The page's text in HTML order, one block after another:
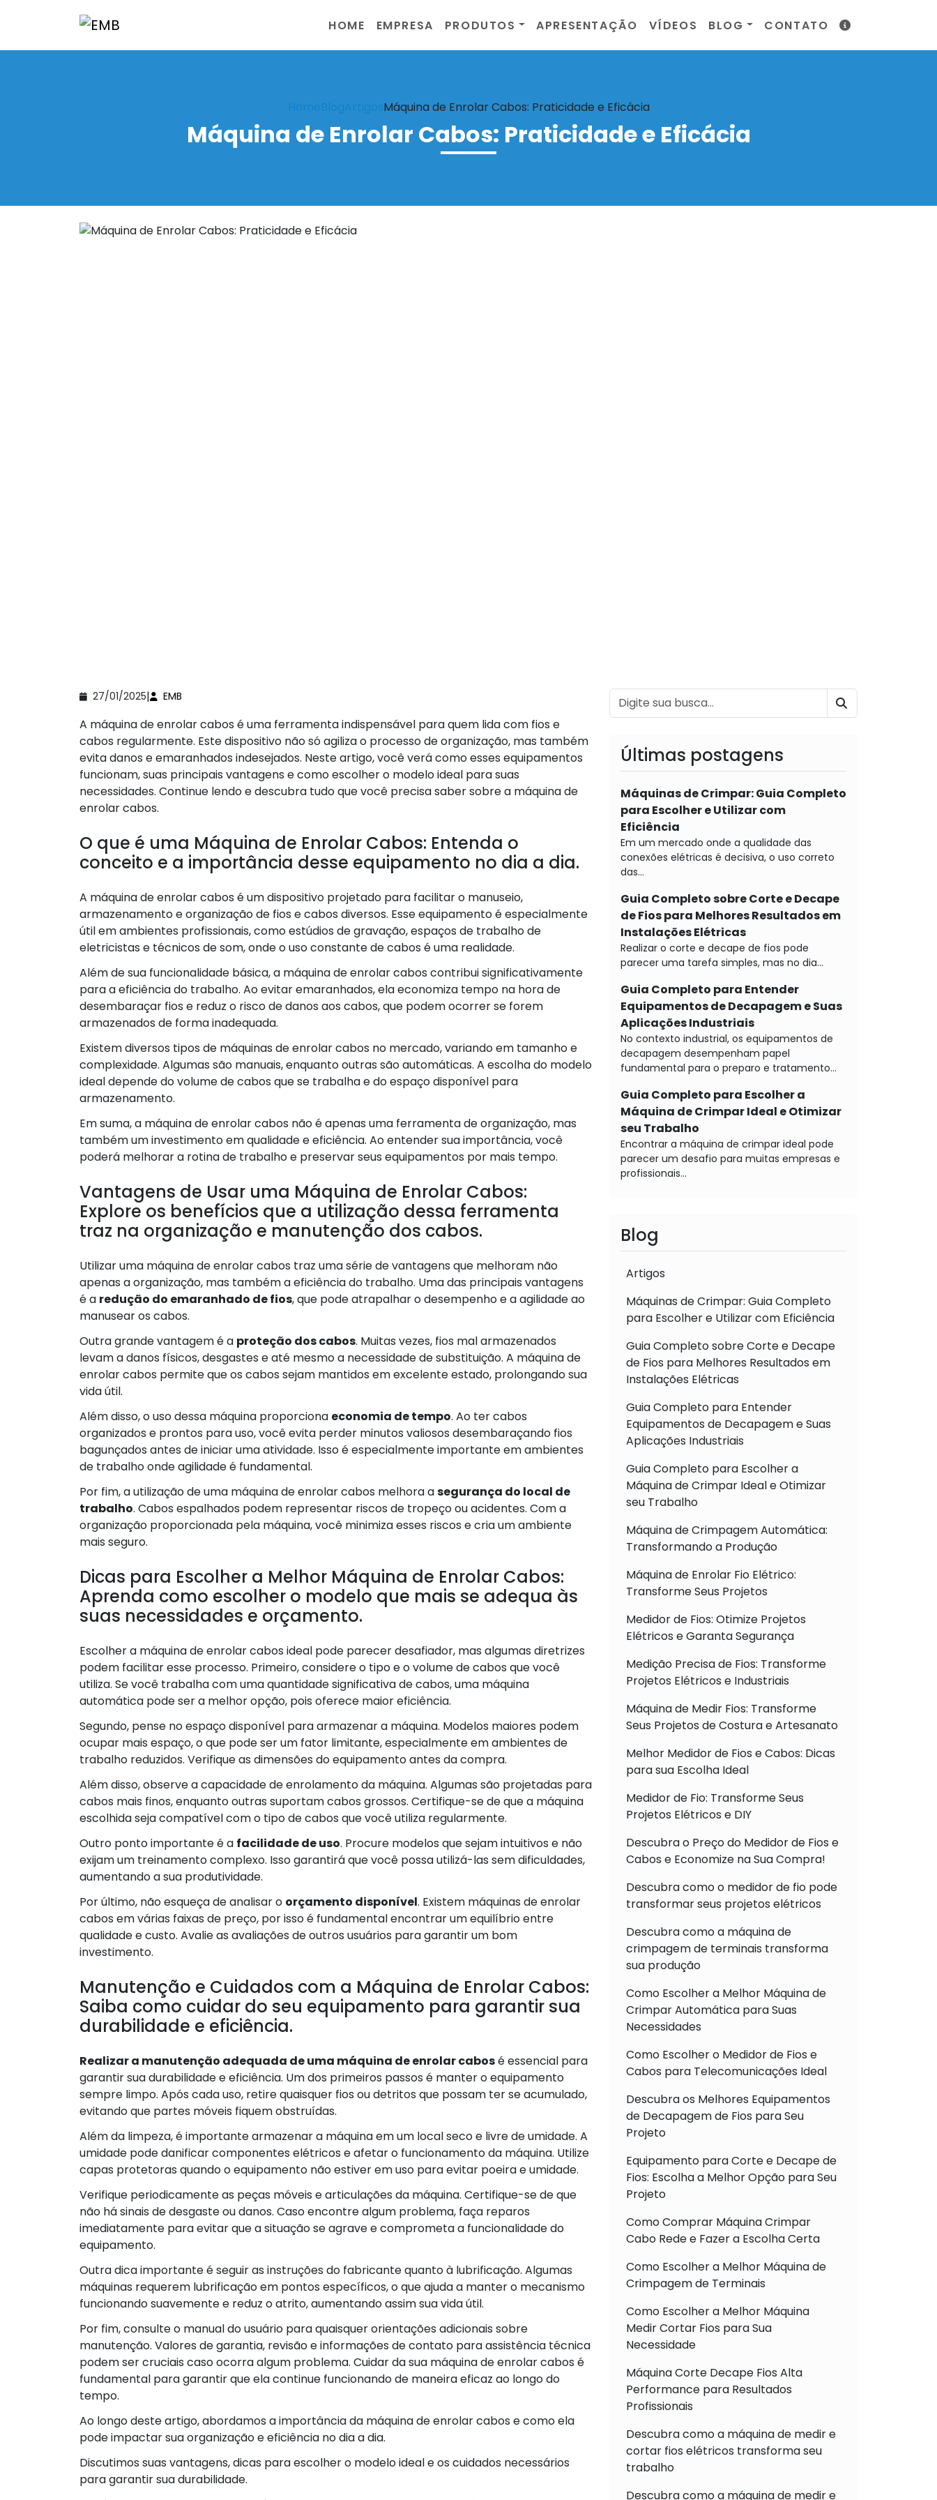
HOME EMPRESA PRODUTOS APRESENTAÇÃO VÍDEOS BLOG CONTATO
Home Blog Artigos Máquina de Enrolar Cabos: Praticidade e Eficácia
Máquina de Enrolar Cabos: Praticidade e Eficácia
27/01/2025| EMB
A máquina de enrolar cabos é uma ferramenta indispensável para quem lida com fios e
cabos regularmente. Este dispositivo não só agiliza o processo de organização, mas também
evita danos e emaranhados indesejados. Neste artigo, você verá como esses equipamentos
funcionam, suas principais vantagens e como escolher o modelo ideal para suas
necessidades. Continue lendo e descubra tudo que você precisa saber sobre a máquina de
enrolar cabos.
O que é uma Máquina de Enrolar Cabos: Entenda o
conceito e a importância desse equipamento no dia a dia.
A máquina de enrolar cabos é um dispositivo projetado para facilitar o manuseio,
armazenamento e organização de fios e cabos diversos. Esse equipamento é especialmente
útil em ambientes profissionais, como estúdios de gravação, espaços de trabalho de
eletricistas e técnicos de som, onde o uso constante de cabos é uma realidade.
Além de sua funcionalidade básica, a máquina de enrolar cabos contribui significativamente
para a eficiência do trabalho. Ao evitar emaranhados, ela economiza tempo na hora de
desembaraçar fios e reduz o risco de danos aos cabos, que podem ocorrer se forem
armazenados de forma inadequada.
Existem diversos tipos de máquinas de enrolar cabos no mercado, variando em tamanho e
complexidade. Algumas são manuais, enquanto outras são automáticas. A escolha do modelo
ideal depende do volume de cabos que se trabalha e do espaço disponível para
armazenamento.
Em suma, a máquina de enrolar cabos não é apenas uma ferramenta de organização, mas
também um investimento em qualidade e eficiência. Ao entender sua importância, você
poderá melhorar a rotina de trabalho e preservar seus equipamentos por mais tempo.
Vantagens de Usar uma Máquina de Enrolar Cabos:
Explore os benefícios que a utilização dessa ferramenta
traz na organização e manutenção dos cabos.
Utilizar uma máquina de enrolar cabos traz uma série de vantagens que melhoram não
apenas a organização, mas também a eficiência do trabalho. Uma das principais vantagens
é a redução do emaranhado de fios, que pode atrapalhar o desempenho e a agilidade ao
manusear os cabos.
Outra grande vantagem é a proteção dos cabos. Muitas vezes, fios mal armazenados
levam a danos físicos, desgastes e até mesmo a necessidade de substituição. A máquina de
enrolar cabos permite que os cabos sejam mantidos em excelente estado, prolongando sua
vida útil.
Além disso, o uso dessa máquina proporciona economia de tempo. Ao ter cabos
organizados e prontos para uso, você evita perder minutos valiosos desembaraçando fios
bagunçados antes de iniciar uma atividade. Isso é especialmente importante em ambientes
de trabalho onde agilidade é fundamental.
Por fim, a utilização de uma máquina de enrolar cabos melhora asegurança do local de
trabalho. Cabos espalhados podem representar riscos de tropeço ou acidentes. Com a
organização proporcionada pela máquina, você minimiza esses riscos e cria um ambiente
mais seguro.
Dicas para Escolher a Melhor Máquina de Enrolar Cabos:
Aprenda como escolher o modelo que mais se adequa às
suas necessidades e orçamento.
Escolher a máquina de enrolar cabos ideal pode parecer desafiador, mas algumas diretrizes
podem facilitar esse processo. Primeiro, considere o tipo e o volume de cabos que você
utiliza. Se você trabalha com uma quantidade significativa de cabos, uma máquina
automática pode ser a melhor opção, pois oferece maior eficiência.
Segundo, pense no espaço disponível para armazenar a máquina. Modelos maiores podem
ocupar mais espaço, o que pode ser um fator limitante, especialmente em ambientes de
trabalho reduzidos. Verifique as dimensões do equipamento antes da compra.
Além disso, observe a capacidade de enrolamento da máquina. Algumas são projetadas para
cabos mais finos, enquanto outras suportam cabos grossos. Certifique-se de que a máquina
escolhida seja compatível com o tipo de cabos que você utiliza regularmente.
Outro ponto importante é a facilidade de uso. Procure modelos que sejam intuitivos e não
exijam um treinamento complexo. Isso garantirá que você possa utilizá-las sem dificuldades,
aumentando a sua produtividade.
Por último, não esqueça de analisar o orçamento disponível. Existem máquinas de enrolar
cabos em várias faixas de preço, por isso é fundamental encontrar um equilíbrio entre
qualidade e custo. Avalie as avaliações de outros usuários para garantir um bom
investimento.
Manutenção e Cuidados com a Máquina de Enrolar Cabos:
Saiba como cuidar do seu equipamento para garantir sua
durabilidade e eficiência.
Realizar a manutenção adequada de uma máquina de enrolar cabosé essencial para
garantir sua durabilidade e eficiência. Um dos primeiros passos é manter o equipamento
sempre limpo. Após cada uso, retire quaisquer fios ou detritos que possam ter se acumulado,
evitando que partes móveis fiquem obstruídas.
Além da limpeza, é importante armazenar a máquina em um local seco e livre de umidade. A
umidade pode danificar componentes elétricos e afetar o funcionamento da máquina. Utilize
capas protetoras quando o equipamento não estiver em uso para evitar poeira e umidade.
Verifique periodicamente as peças móveis e articulações da máquina. Certifique-se de que
não há sinais de desgaste ou danos. Caso encontre algum problema, faça reparos
imediatamente para evitar que a situação se agrave e comprometa a funcionalidade do
equipamento.
Outra dica importante é seguir as instruções do fabricante quanto à lubrificação. Algumas
máquinas requerem lubrificação em pontos específicos, o que ajuda a manter o mecanismo
funcionando suavemente e reduz o atrito, aumentando assim sua vida útil.
Por fim, consulte o manual do usuário para quaisquer orientações adicionais sobre
manutenção. Valores de garantia, revisão e informações de contato para assistência técnica
podem ser cruciais caso ocorra algum problema. Cuidar da sua máquina de enrolar cabos é
fundamental para garantir que ela continue funcionando de maneira eficaz ao longo do
tempo.
Ao longo deste artigo, abordamos a importância da máquina de enrolar cabos e como ela
pode impactar sua organização e eficiência no dia a dia.
Discutimos suas vantagens, dicas para escolher o modelo ideal e os cuidados necessários
para garantir sua durabilidade.
BUSCAR
Últimas postagens
Máquinas de Crimpar: Guia Completo
para Escolher e Utilizar com
Eficiência
Em um mercado onde a qualidade das
conexões elétricas é decisiva, o uso correto
das...
Guia Completo sobre Corte e Decape
de Fios para Melhores Resultados em
Instalações Elétricas
Realizar o corte e decape de fios pode
parecer uma tarefa simples, mas no dia...
Guia Completo para Entender
Equipamentos de Decapagem e Suas
Aplicações Industriais
No contexto industrial, os equipamentos de
decapagem desempenham papel
fundamental para o preparo e tratamento...
Guia Completo para Escolher a
Máquina de Crimpar Ideal e Otimizar
seu Trabalho
Encontrar a máquina de crimpar ideal pode
parecer um desafio para muitas empresas e
profissionais...
Blog
Artigos
Máquinas de Crimpar: Guia Completo
para Escolher e Utilizar com Eficiência
Guia Completo sobre Corte e Decape
de Fios para Melhores Resultados em
Instalações Elétricas
Guia Completo para Entender
Equipamentos de Decapagem e Suas
Aplicações Industriais
Guia Completo para Escolher a
Máquina de Crimpar Ideal e Otimizar
seu Trabalho
Máquina de Crimpagem Automática:
Transformando a Produção
Máquina de Enrolar Fio Elétrico:
Transforme Seus Projetos
Medidor de Fios: Otimize Projetos
Elétricos e Garanta Segurança
Medição Precisa de Fios: Transforme
Projetos Elétricos e Industriais
Máquina de Medir Fios: Transforme
Seus Projetos de Costura e Artesanato
Melhor Medidor de Fios e Cabos: Dicas
para sua Escolha Ideal
Medidor de Fio: Transforme Seus
Projetos Elétricos e DIY
Descubra o Preço do Medidor de Fios e
Cabos e Economize na Sua Compra!
Descubra como o medidor de fio pode
transformar seus projetos elétricos
Descubra como a máquina de
crimpagem de terminais transforma
sua produção
Como Escolher a Melhor Máquina de
Crimpar Automática para Suas
Necessidades
Como Escolher o Medidor de Fios e
Cabos para Telecomunicações Ideal
Descubra os Melhores Equipamentos
de Decapagem de Fios para Seu
Projeto
Equipamento para Corte e Decape de
Fios: Escolha a Melhor Opção para Seu
Projeto
Como Comprar Máquina Crimpar
Cabo Rede e Fazer a Escolha Certa
Como Escolher a Melhor Máquina de
Crimpagem de Terminais
Como Escolher a Melhor Máquina
Medir Cortar Fios para Sua
Necessidade
Máquina Corte Decape Fios Alta
Performance para Resultados
Profissionais
Descubra como a máquina de medir e
cortar fios elétricos transforma seu
trabalho
Descubra como a máquina de medir e